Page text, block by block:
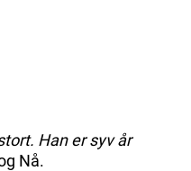
Han er syv år
Nå.